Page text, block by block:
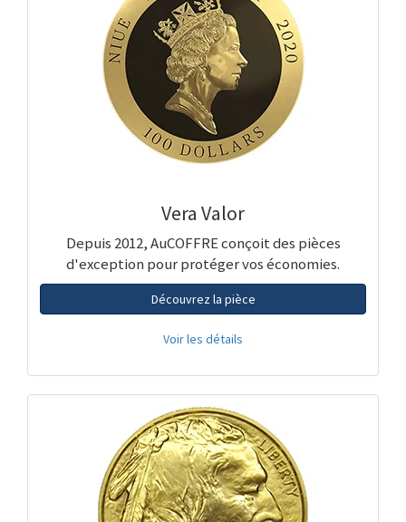
Vera Valor
Depuis 2012, AuCOFFRE conçoit des pièces
d'exception pour protéger vos économies.
Découvrez la pièce
Voir les détails